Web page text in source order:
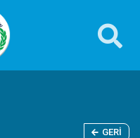
GERI